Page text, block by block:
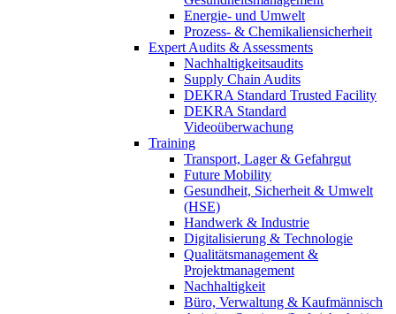
Energie- und Umwelt
Prozess- & Chemikaliensicherheit
Expert Audits & Assessments
Nachhaltigkeitsaudits
Supply Chain Audits
DEKRA Standard Trusted Facility
DEKRA Standard
Videoüberwachung
Training
Transport, Lager & Gefahrgut
Future Mobility
Gesundheit, Sicherheit & Umwelt
(HSE)
Handwerk & Industrie
Digitalisierung & Technologie
Qualitätsmanagement &
Projektmanagement
Nachhaltigkeit
Büro, Verwaltung & Kaufmännisch